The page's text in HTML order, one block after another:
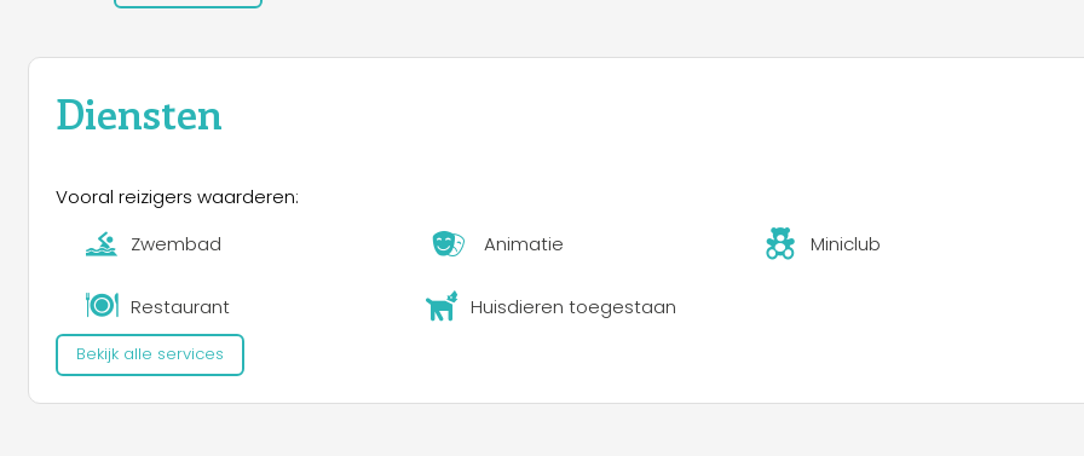
Diensten
Vooral reizigers waarderen:
Zwembad
Animatie Miniclub
Restaurant Huisdieren toegestaan
Bekijk alle services